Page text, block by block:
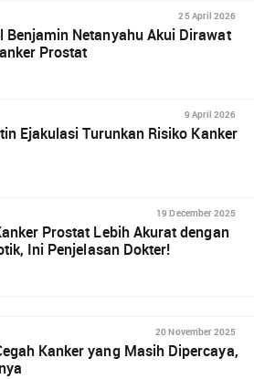
25 April 2026
Benjamin Netanyahu Akui Dirawat
Prostat
9 April 2026
Ejakulasi Turunkan Risiko Kanker
19 December 2025
Prostat Lebih Akurat dengan
Ini Penjelasan Dokter!
20 November 2025
Kanker yang Masih Dipercaya,